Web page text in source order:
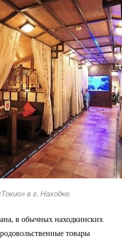
в г. Находке.
в обычных находкинских
товары